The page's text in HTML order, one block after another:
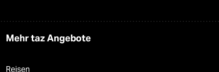
Mehr taz Angebote
Reisen